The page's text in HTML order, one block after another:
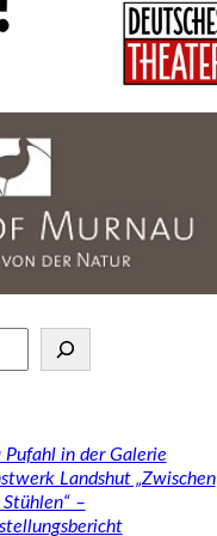
Pufahl in der Galerie
Landshut „Zwischen
–